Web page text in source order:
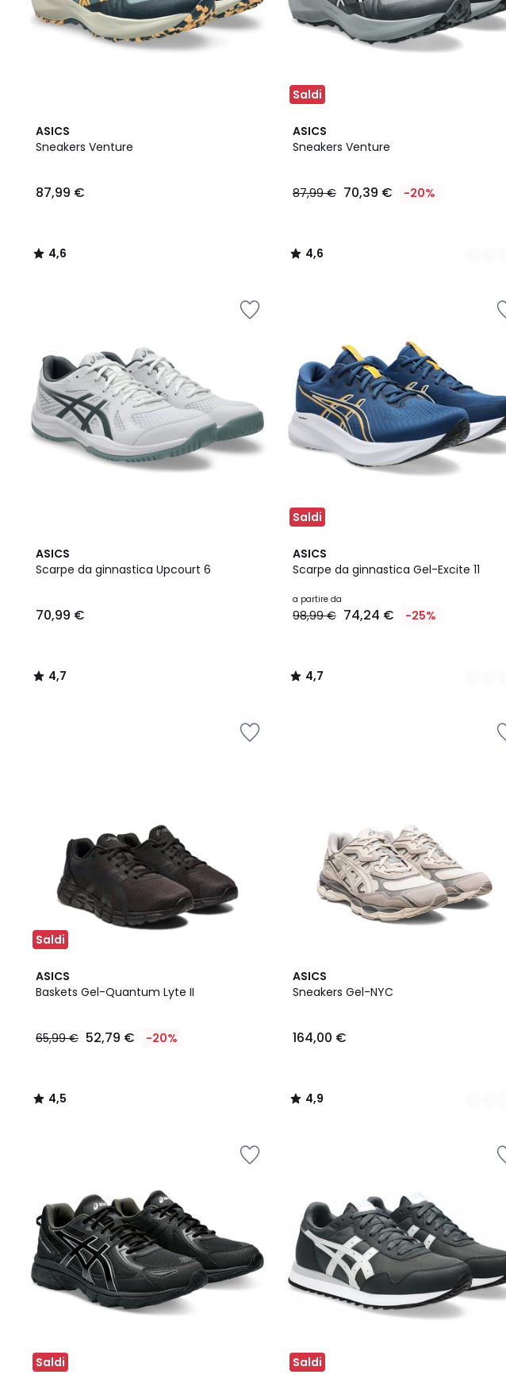
ASICS
Sneakers Venture
87,99 €
4,6
/ 5
4,6
/
Saldi
ASICS
Sneakers Venture
87,99 € 70,39 € -20%
4,6
/ 5
2
Colori
4,6
/
ASICS
Scarpe da ginnastica Upcourt 6
70,99 €
4,7
/ 5
4,7
/
Saldi
ASICS
Scarpe da ginnastica Gel-Excite 11
a partire da
98,99 € 74,24 € -25%
4,7
/ 5
4
Colori
4,7
/
Saldi
ASICS
Baskets Gel-Quantum Lyte II
65,99 € 52,79 € -20%
4,5
/ 5
4,5
/
ASICS
Sneakers Gel-NYC
164,00 €
4,9
/ 5
2
Colori
4,9
/
Saldi Saldi